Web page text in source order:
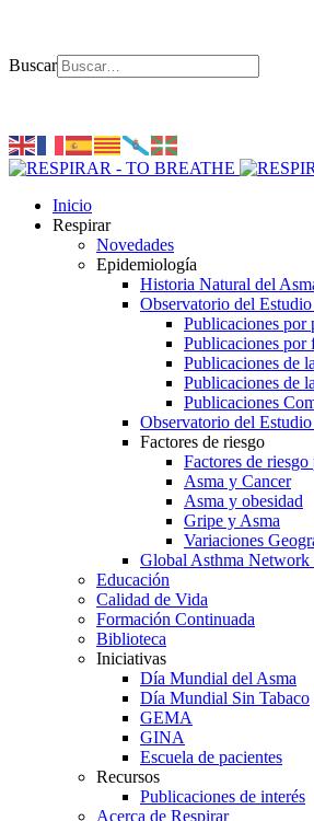
Buscar
Inicio
Respirar
Novedades
Epidemiología
Historia Natural del
Observatorio del
Publicaciones por
Publicaciones por
Publicaciones de
Publicaciones de
Publicaciones
Observatorio del
Factores de riesgo
Factores de riesgo
Asma y Cancer
Asma y obesidad
Gripe y Asma
Variaciones
Global Asthma
Educación
Calidad de Vida
Formación Continuada
Biblioteca
Iniciativas
Día Mundial del Asma
Día Mundial Sin Tabaco
GEMA
GINA
Escuela de pacientes
Recursos
Publicaciones de interés
Acerca de Respirar